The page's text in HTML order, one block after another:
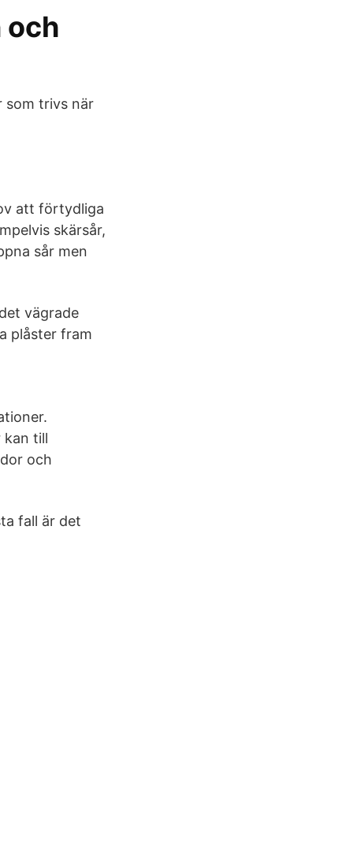
och
som trivs när
att förtydliga
skärsår,
sår men
vägrade
plåster fram
kan till
och
fall är det